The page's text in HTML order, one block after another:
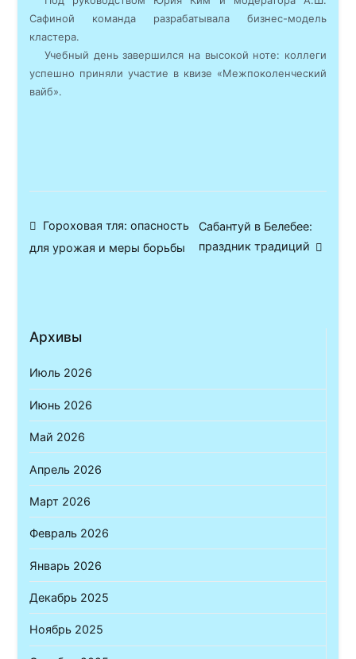
Сафиной команда разрабатывала бизнес-модель
кластера.
Учебный день завершился на высокой ноте: коллеги
успешно приняли участие в квизе «Межпоколенческий
вайб».
Навигация
по
Гороховая тля: опасность
для урожая и меры борьбы
Сабантуй в Белебее:
праздник традиций
Архивы
Июль 2026
Июнь 2026
Май 2026
Апрель 2026
Март 2026
Февраль 2026
Январь 2026
Декабрь 2025
Ноябрь 2025